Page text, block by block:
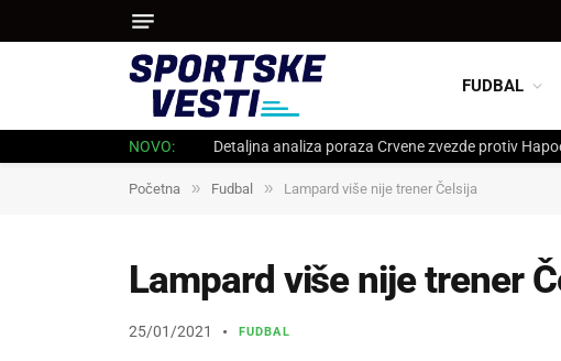
FUDBAL
NOVO: Detaljna analiza poraza Crvene zvezde protiv
Početna » Fudbal » Lampard više nije trener Čelsija
Lampard više nije trener
25/01/2021 FUDBAL